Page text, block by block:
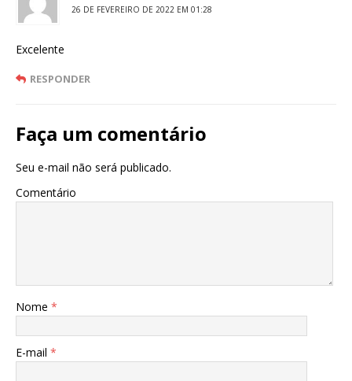
26 DE FEVEREIRO DE 2022 EM 01:28
Excelente
RESPONDER
Faça um comentário
Seu e-mail não será publicado.
Comentário
Nome *
E-mail *